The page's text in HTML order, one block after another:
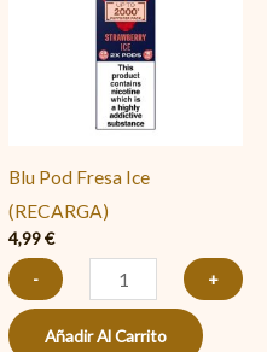
Blu Pod Fresa Ice
(RECARGA)
4,99€
-
Ice
(RECARGA)
cantidad
+
Añadir Al Carrito